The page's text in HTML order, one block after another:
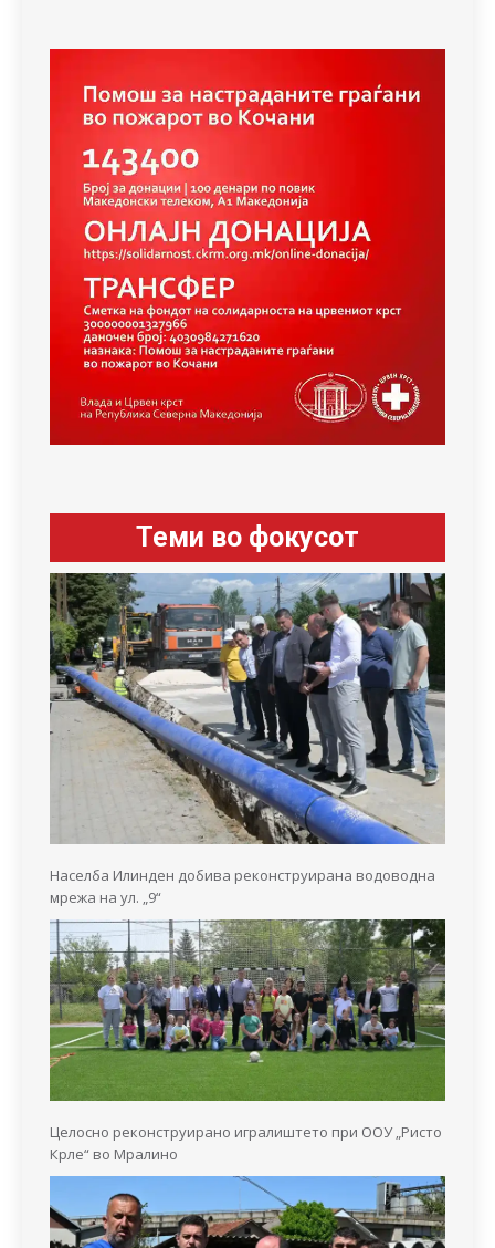
Теми во фокусот
Населба Илинден добива реконструирана водоводна
мрежа на ул. „9“
Целосно реконструирано игралиштето при ООУ „Ристо
Крле“ во Мралино